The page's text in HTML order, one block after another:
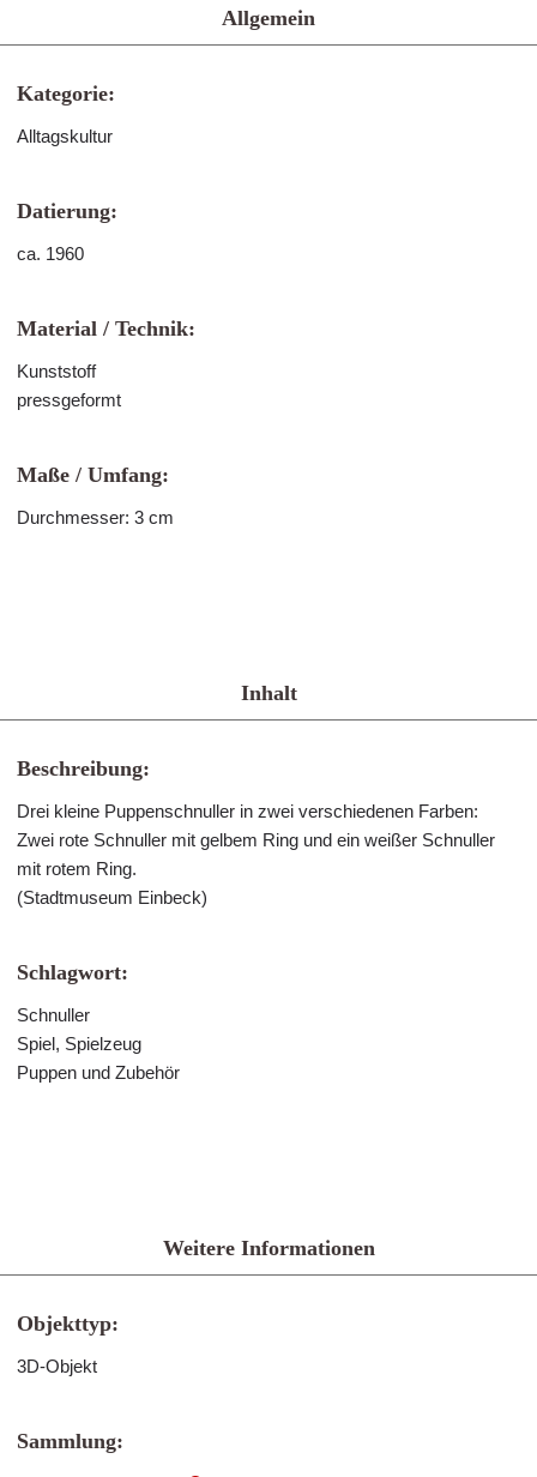
Allgemein
Kategorie:
Alltagskultur
Datierung:
ca. 1960
Material / Technik:
Kunststoff
pressgeformt
Maße / Umfang:
Durchmesser: 3 cm
Inhalt
Beschreibung:
Drei kleine Puppenschnuller in zwei verschiedenen Farben:
Zwei rote Schnuller mit gelbem Ring und ein weißer Schnuller
mit rotem Ring.
(Stadtmuseum Einbeck)
Schlagwort:
Schnuller
Spiel, Spielzeug
Puppen und Zubehör
Weitere Informationen
Objekttyp:
3D-Objekt
Sammlung: